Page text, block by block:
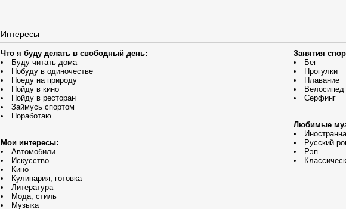
Интересы
Что я буду делать в свободный день:
Буду читать дома
Побуду в одиночестве
Поеду на природу
Пойду в кино
Пойду в ресторан
Займусь спортом
Поработаю
Мои интересы:
Автомобили
Искусство
Кино
Кулинария, готовка
Литература
Мода, стиль
Музыка
Занятия
Бег
Прогулки
Плавание
Велосипед
Серфинг
Любимые
Русский
Рэп